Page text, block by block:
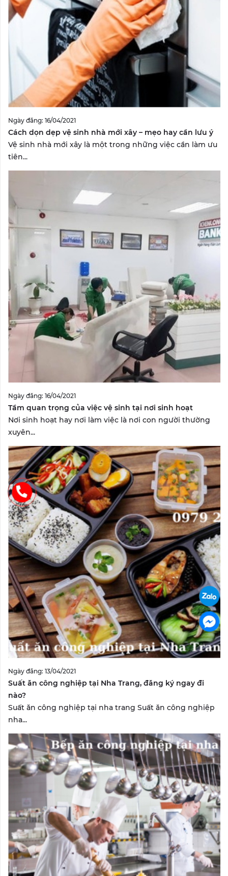
Ngày đăng: 16/04/2021
Cách dọn dẹp vệ sinh nhà mới xây – mẹo hay cần lưu ý
Vệ sinh nhà mới xây là một trong những việc cần làm ưu
tiên...
Ngày đăng: 16/04/2021
Tầm quan trọng của việc vệ sinh tại nơi sinh hoạt
Nơi sinh hoạt hay nơi làm việc là nơi con người thường
xuyên...
Ngày đăng: 13/04/2021
Suất ăn công nghiệp tại Nha Trang, đăng ký ngay đi
nào?
Suất ăn công nghiệp tại nha trang Suất ăn công nghiệp
nha...